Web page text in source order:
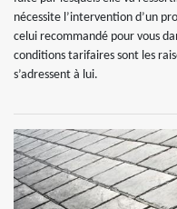
nécessite l’intervention d’un
celui recommandé pour vous
conditions tarifaires sont les
s’adressent à lui.